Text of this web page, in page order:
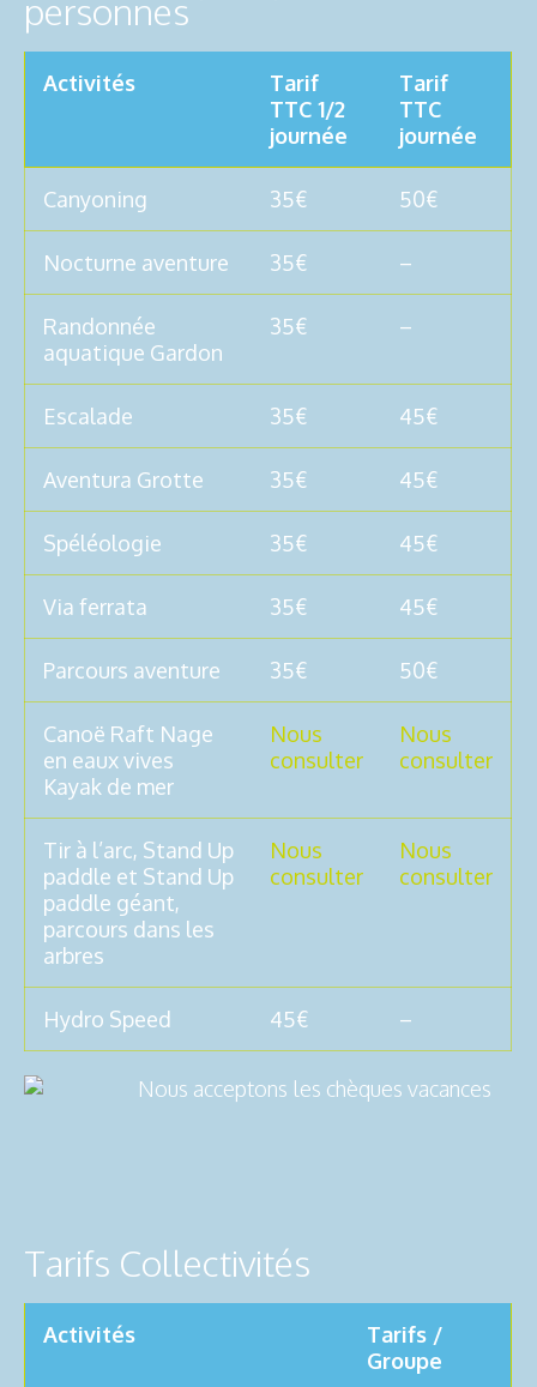
personnes
Activités
Tarif
TTC 1/2
journée
Tarif
TTC
journée
Canyoning 35€ 50€
Nocturne aventure 35€ –
Randonnée
aquatique Gardon
35€ –
Escalade 35€ 45€
Aventura Grotte 35€ 45€
Spéléologie 35€ 45€
Via ferrata 35€ 45€
Parcours aventure 35€ 50€
Canoë Raft Nage
en eaux vives
Kayak de mer
Nous
consulter
Nous
consulter
Tir à l’arc, Stand Up
paddle et Stand Up
paddle géant,
parcours dans les
arbres
Nous
consulter
Nous
consulter
Hydro Speed 45€ –
Nous acceptons les chèques vacances
Tarifs Collectivités
Activités
Tarifs /
Groupe